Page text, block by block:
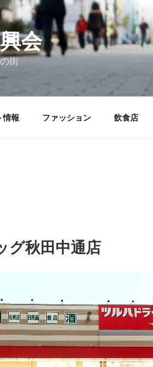
会
街
情報 ファッション 飲食店
グ秋田中通店